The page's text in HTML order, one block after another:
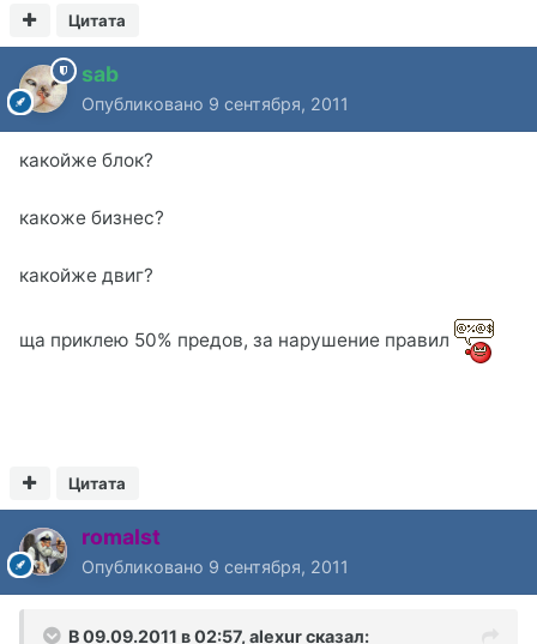
Цитата
sab
Опубликовано 9 сентября, 2011
какойже блок?
какоже бизнес?
какойже двиг?
ща приклею 50% предов, за нарушение правил
Цитата
romalst
Опубликовано 9 сентября, 2011
В 09.09.2011 в 02:57, alexur сказал: